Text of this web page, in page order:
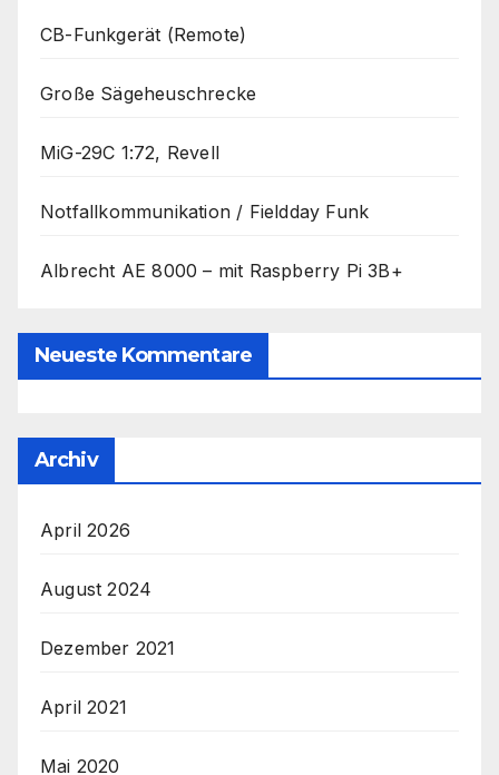
CB-Funkgerät (Remote)
Große Sägeheuschrecke
MiG-29C 1:72, Revell
Notfallkommunikation / Fieldday Funk
Albrecht AE 8000 – mit Raspberry Pi 3B+
Neueste Kommentare
Archiv
April 2026
August 2024
Dezember 2021
April 2021
Mai 2020